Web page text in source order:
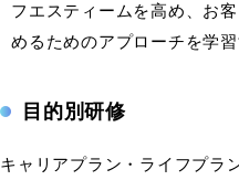
フエスティームを高め、お
めるためのアプローチを学
目的別研修
キャリアプラン・ライフプ